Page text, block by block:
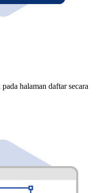
halaman daftar secara